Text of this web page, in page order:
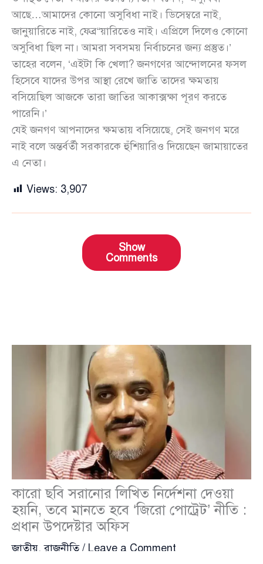
আছে…আমাদের কোনো অসুবিধা নাই। ডিসেম্বরে নাই,
জানুয়ারিতে নাই, ফেব্র“য়ারিতেও নাই। এপ্রিলে দিলেও কোনো
অসুবিধা ছিল না। আমরা সবসময় নির্বাচনের জন্য প্রস্তুত।’
তাহের বলেন, ‘এইটা কি খেলা? জনগণের আন্দোলনের ফসল
হিসেবে যাদের উপর আস্থা রেখে জাতি তাদের ক্ষমতায়
বসিয়েছিল আজকে তারা জাতির আকাক্সক্ষা পূরণ করতে
পারেনি।’
যেই জনগণ আপনাদের ক্ষমতায় বসিয়েছে, সেই জনগণ মরে
নাই বলে অন্তর্বর্তী সরকারকে হুঁশিয়ারিও দিয়েছেন জামায়াতের
এ নেতা।
Views: 3,907
Show
Comments
কারো ছবি সরানোর লিখিত নির্দেশনা দেওয়া
হয়নি, তবে মানতে হবে ‘জিরো পোট্রেট’ নীতি :
প্রধান উপদেষ্টার অফিস
জাতীয়,রাজনীতি/ Leave a Comment